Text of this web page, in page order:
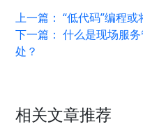
上一篇：“低代码”编程
下一篇：什么是现场服
处？
相关文章推荐